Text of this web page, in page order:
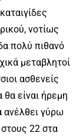
νοτίως
πολύ πιθανό
μεταβλητοί
ασθενείς
είναι ήρεμη
ανέλθει γύρω
22 στα